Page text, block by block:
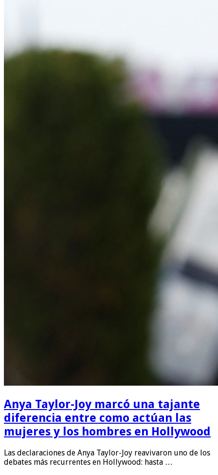
Anya Taylor-Joy marcó una tajante
diferencia entre como actúan las
mujeres y los hombres en Hollywood
Las declaraciones de Anya Taylor-Joy reavivaron uno de los
debates más recurrentes en Hollywood: hasta …